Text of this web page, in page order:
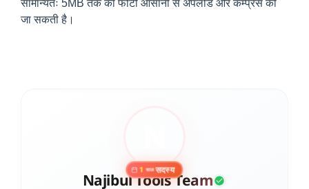
सामान्यतः 5MB तक की फोटो आसानी से अपलोड और कम्प्रेस की
जा सकती है।
1 सालसदस्य
Najibul Tools Team